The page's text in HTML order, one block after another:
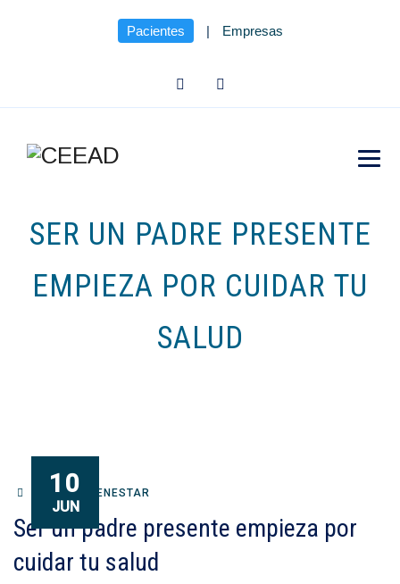
Pacientes | Empresas
SER UN PADRE PRESENTE
EMPIEZA POR CUIDAR TU
SALUD
10
JUN
SALUD Y BIENESTAR
Ser un padre presente empieza por
cuidar tu salud